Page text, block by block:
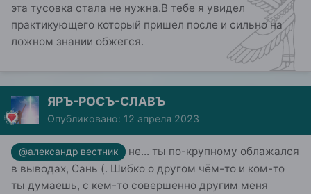
эта тусовка стала не нужна.В тебе я увидел
практикующего который пришел после и сильно на
ложном знании обжегся.
ЯРЪ-РОСЪ-СЛАВЪ
Опубликовано: 12 апреля 2023
@александр вестник
не... ты по-крупному облажался
в выводах, Сань (. Шибко о другом чём-то и ком-то
ты думаешь, с кем-то совершенно другим меня